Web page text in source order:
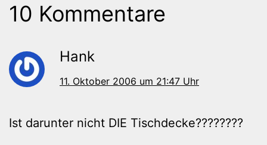
10 Kommentare
Hank
11. Oktober 2006 um 21:47 Uhr
Ist darunter nicht DIE Tischdecke????????